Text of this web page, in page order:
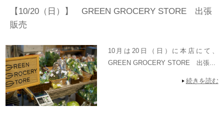
【10/20（日）】 GREEN GROCERY STORE 出張
販売
10月は20日（日）に本店にて、
GREEN GROCERY STORE 出張...
続きを読む